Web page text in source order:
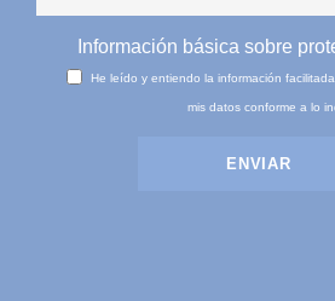
Información básica sobre
He leído y entiendo la información
mis datos conforme a lo